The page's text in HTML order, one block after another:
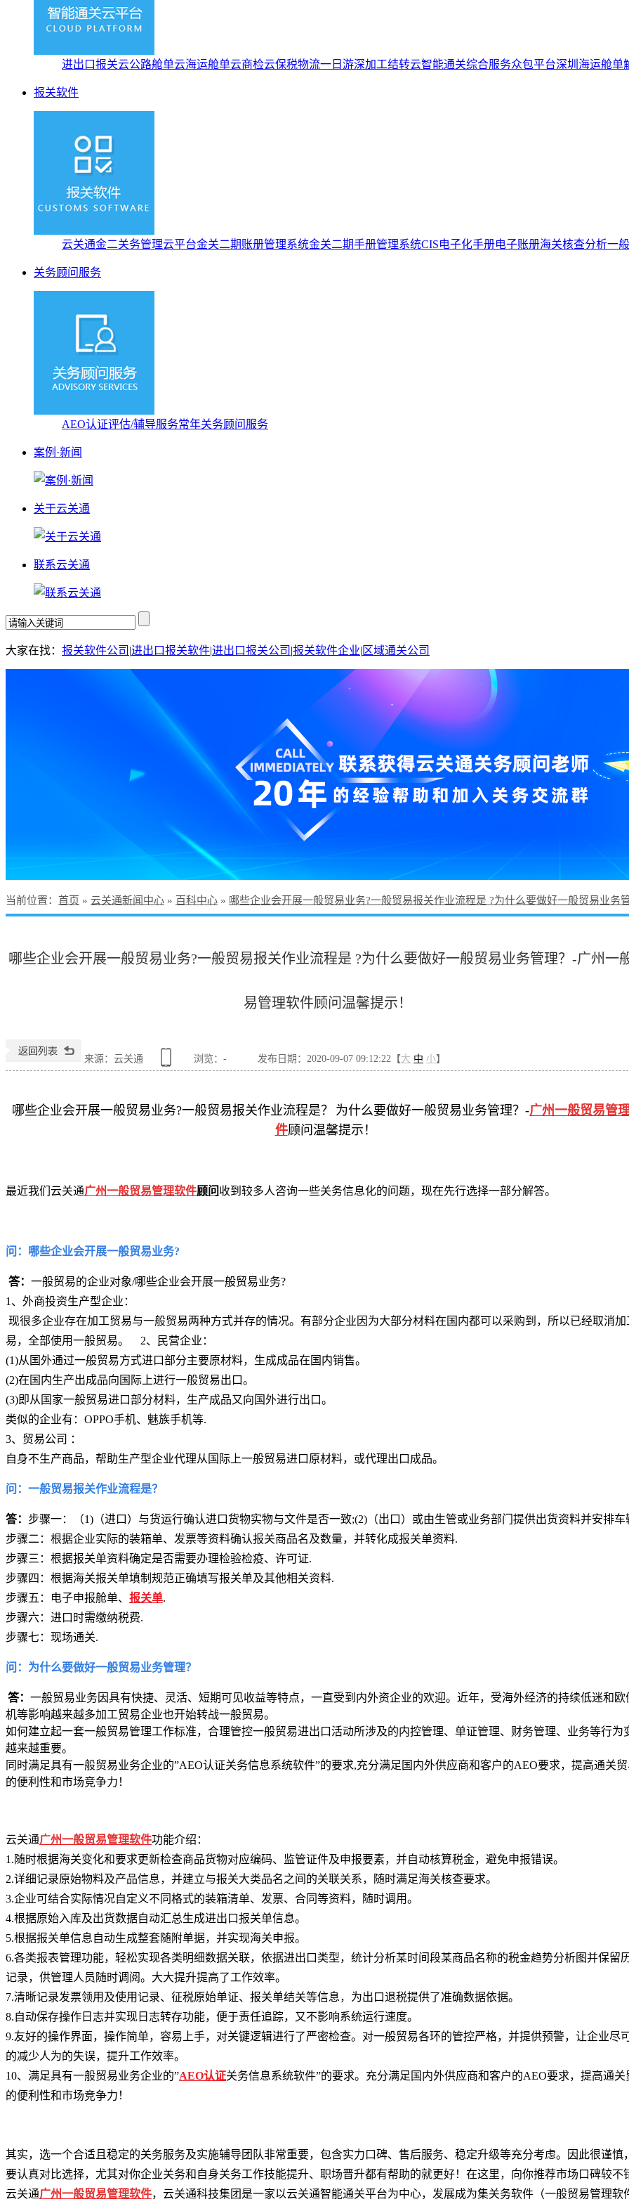
进出口报关云公路舱单云海运舱单云商检云保税物流一日游深加工结转云智能通关综合服务众包平台深圳海运舱单
报关软件
云关通金二关务管理云平台金关二期账册管理系统金关二期手册管理系统CIS电子化手册电子账册海关核查分析一
关务顾问服务
AEO认证评估/辅导服务常年关务顾问服务
案例·新闻
关于云关通
联系云关通
大家在找： 报关软件公司 |进出口报关软件|进出口报关公司 |报关软件企业| 区域通关公司
当前位置： 首页 » 云关通新闻中心 » 百科中心 » 哪些企业会开展一般贸易业务?一般贸易报关作业流程是 ?为什么要做好一般贸易业务
哪些企业会开展一般贸易业务?一般贸易报关作业流程是 ?为什么要做好一般贸易业务管理？-广州一
易管理软件顾问温馨提示！
来源：云关通 浏览： - 发布日期：2020-09-07 09:12:22【大 中 小】
哪些企业会开展一般贸易业务?一般贸易报关作业流程是？ 为什么要做好一般贸易业务管理？-广州一般贸易管
件顾问温馨提示 ！
最近我们 云关通广州一般贸易管理软件顾问 收到较多人咨询一些关务信息化的问题，现在先行选择一部分解答。
问：哪些企业会开展一般贸易业务?
答： 一般贸易的企业对象/哪些企业会开展一般贸易业务?
1、外商投资生产型企业：
现很多企业存在加工贸易与一般贸易两种方式并存的情况。有部分企业因为大部分材料在国内都可以采购到，所以已经取消加
易，全部使用一般贸易。 2、民营企业：
(1)从国外通过一般贸易方式进口部分主要原材料，生成成品在国内销售。
(2)在国内生产出成品向国际上进行一般贸易出口。
(3)即从国家一般贸易进口部分材料，生产成品又向国外进行出口。
类似的企业有：OPPO手机、魅族手机等.
3、贸易公司 ：
自身不生产商品，帮助生产型企业代理从国际上一般贸易进口原材料，或代理出口成品。
问： 一般贸易报关作业流程是？
答： 步骤一：（1)（进口）与货运行确认进口货物实物与文件是否一致;(2)（出口）或由生管或业务部门提供出货资料并安排车
步骤二：根据企业实际的装箱单、发票等资料确认报关商品名及数量，并转化成报关单资料.
步骤三：根据报关单资料确定是否需要办理检验检疫、许可证.
步骤四：根据海关报关单填制规范正确填写报关单及其他相关资料.
步骤五：电子申报舱单、 报关单.
步骤六：进口时需缴纳税费.
步骤七：现场通关.
问： 为什么要做好一般贸易业务管理？
答： 一般贸易业务因具有快捷、灵活、短期可见收益等特点，一直受到内外资企业的欢迎。近年，受海外经济的持续低迷和欧
机等影响越来越多加工贸易企业也开始转战一般贸易。
如何建立起一套一般贸易管理工作标准，合理管控一般贸易进出口活动所涉及的内控管理、单证管理、财务管理、业务等行为
越来越重要。
同时满足具有一般贸易业务企业的”AEO认证关务信息系统软件”的要求,充分满足国内外供应商和客户的AEO要求，提高通关贸
的便利性和市场竞争力！
云关通广州一般贸易管理软件功能介绍：
1.随时根据海关变化和要求更新检查商品货物对应编码、监管证件及申报要素，并自动核算税金，避免申报错误。
2.详细记录原始物料及产品信息，并建立与报关大类品名之间的关联关系，随时满足海关核查要求。
3.企业可结合实际情况自定义不同格式的装箱清单、发票、合同等资料，随时调用。
4.根据原始入库及出货数据自动汇总生成进出口报关单信息。
5.根据报关单信息自动生成整套随附单据，并实现海关申报。
6.各类报表管理功能，轻松实现各类明细数据关联，依据进出口类型，统计分析某时间段某商品名称的税金趋势分析图并保留
记录，供管理人员随时调阅。大大提升提高了工作效率。
7.清晰记录发票领用及使用记录、征税原始单证、报关单结关等信息，为出口退税提供了准确数据依据。
8.自动保存操作日志并实现日志转存功能，便于责任追踪，又不影响系统运行速度。
9.友好的操作界面，操作简单，容易上手，对关键逻辑进行了严密检查。对一般贸易各环的管控严格，并提供预警，让企业尽
的减少人为的失误，提升工作效率。
10、满足具有一般贸易业务企业的”AEO认证关务信息系统软件”的要求。充分满足国内外供应商和客户的AEO要求，提高通关
的便利性和市场竞争力！
其实，选一个合适且稳定的关务服务及实施辅导团队非常重要，包含实力口碑、售后服务、稳定升级等充分考虑。因此很谨慎
要认真对比选择，尤其对你企业关务和自身关务工作技能提升、职场晋升都有帮助的就更好！在这里，向你推荐市场口碑较不
云关通广州一般贸易管理软件，云关通科技集团是一家以云关通智能通关平台为中心，发展成为集关务软件（一般贸易管理软